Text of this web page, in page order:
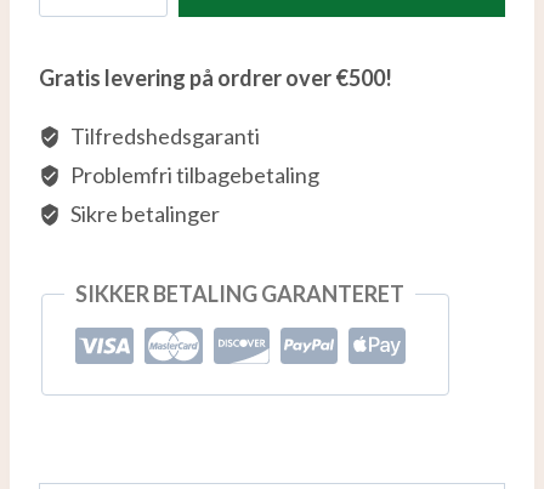
Gratis levering på ordrer over €500!
Tilfredshedsgaranti
Problemfri tilbagebetaling
Sikre betalinger
SIKKER BETALING GARANTERET